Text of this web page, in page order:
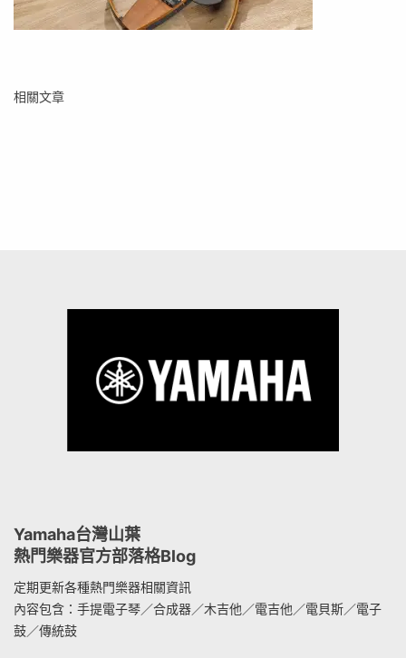
相關文章
Yamaha台灣山葉
熱門樂器官方部落格Blog
定期更新各種熱門樂器相關資訊
內容包含：手提電子琴／合成器／木吉他／電吉他／電貝斯／電子
鼓／傳統鼓